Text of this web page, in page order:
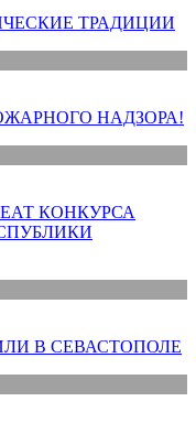
ТРАДИЦИИ
НАДЗОРА!
КОНКУРСА
В СЕВАСТОПОЛЕ